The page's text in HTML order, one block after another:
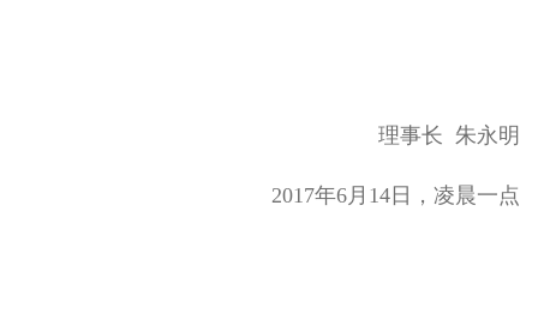
理事长 朱永明
2017年6月14日，凌晨一点